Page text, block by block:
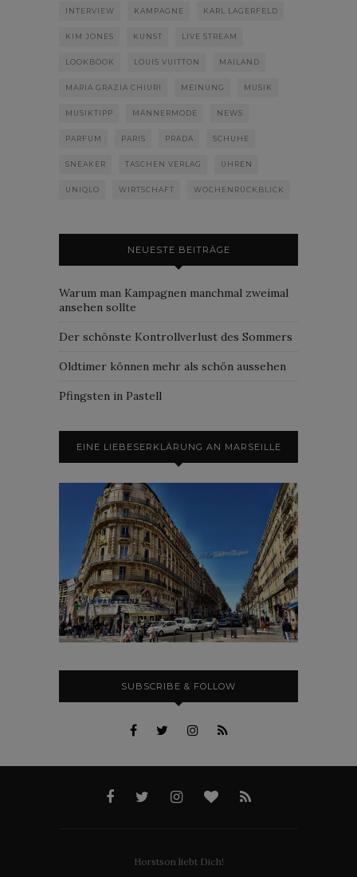
INTERVIEW KAMPAGNE KARL LAGERFELD
KIM JONES KUNST LIVE STREAM
LOOKBOOK LOUIS VUITTON MAILAND
MARIA GRAZIA CHIURI MEINUNG MUSIK
MUSIKTIPP MÄNNERMODE NEWS
PARFUM PARIS PRADA SCHUHE
SNEAKER TASCHEN VERLAG UHREN
UNIQLO WIRTSCHAFT WOCHENRÜCKBLICK
NEUESTE BEITRÄGE
Warum man Kampagnen manchmal zweimal
ansehen sollte
Der schönste Kontrollverlust des Sommers
Oldtimer können mehr als schön aussehen
Pfingsten in Pastell
EINE LIEBESERKLÄRUNG AN MARSEILLE
SUBSCRIBE & FOLLOW
Horstson liebt Dich!